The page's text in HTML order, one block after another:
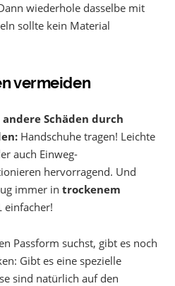
wiederhole dasselbe mit
sollte kein Material
vermeiden
Schäden durch
Handschuhe tragen! Leichte
auch Einweg-
hervorragend. Und
immer in trockenem
einfacher!
Passform suchst, gibt es noch
Gibt es eine spezielle
sind natürlich auf den